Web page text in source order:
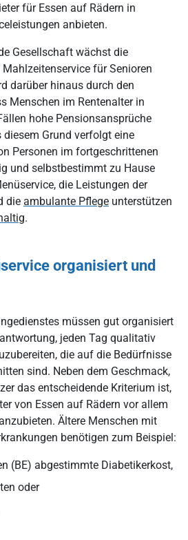
für Essen auf Rädern in
anbieten.
Gesellschaft wächst die
für Senioren
darüber hinaus durch den
Menschen im Rentenalter in
hohe Pensionsansprüche
Grund verfolgt eine
Personen im fortgeschrittenen
und selbstbestimmt zu Hause
die Leistungen der
die ambulante Pflege unterstützen
.
organisiert und
müssen gut organisiert
jeden Tag qualitativ
die auf die Bedürfnisse
sind. Neben dem Geschmack,
das entscheidende Kriterium ist,
von Essen auf Rädern vor allem
Ältere Menschen mit
benötigen zum Beispiel:
(BE) abgestimmte Diabetikerkost,
oder